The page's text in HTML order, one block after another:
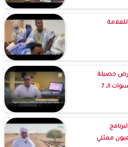
حصيلة
الـ 7
ممثلي